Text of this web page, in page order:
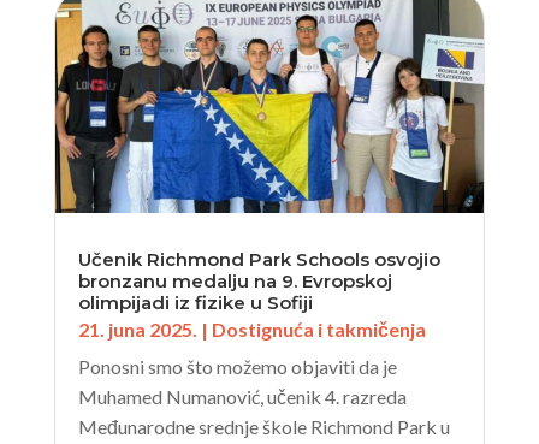
Učenik Richmond Park Schools osvojio
bronzanu medalju na 9. Evropskoj
olimpijadi iz fizike u Sofiji
21. juna 2025. | Dostignuća i takmičenja
Ponosni smo što možemo objaviti da je
Muhamed Numanović, učenik 4. razreda
Međunarodne srednje škole Richmond Park u